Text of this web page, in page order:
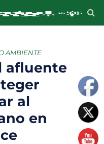
AMBIENTE
afluente
al
en